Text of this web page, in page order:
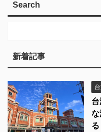
Search
新着記事
な
る